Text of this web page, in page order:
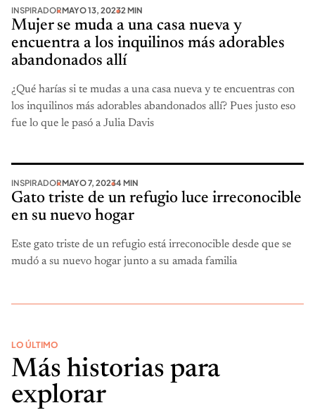
INSPIRADORMAYO 13, 20232 MIN
Mujer se muda a una casa nueva y
encuentra a los inquilinos más adorables
abandonados allí
¿Qué harías si te mudas a una casa nueva y te encuentras con
los inquilinos más adorables abandonados allí? Pues justo eso
fue lo que le pasó a Julia Davis
INSPIRADORMAYO 7, 20234 MIN
Gato triste de un refugio luce irreconocible
en su nuevo hogar
Este gato triste de un refugio está irreconocible desde que se
mudó a su nuevo hogar junto a su amada familia
LO ÚLTIMO
Más historias para
explorar